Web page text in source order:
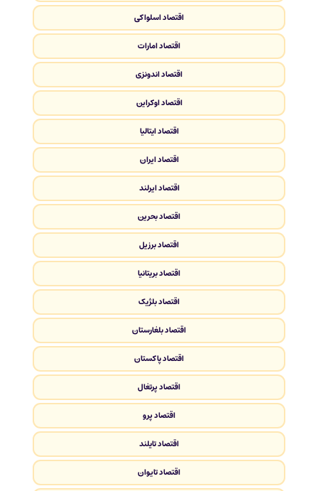
اقتصاد اسلواکی
اقتصاد امارات
اقتصاد اندونزی
اقتصاد اوکراین
اقتصاد ایتالیا
اقتصاد ایران
اقتصاد ایرلند
اقتصاد بحرین
اقتصاد برزیل
اقتصاد بریتانیا
اقتصاد بلژیک
اقتصاد بلغارستان
اقتصاد پاکستان
اقتصاد پرتغال
اقتصاد پرو
اقتصاد تایلند
اقتصاد تایوان